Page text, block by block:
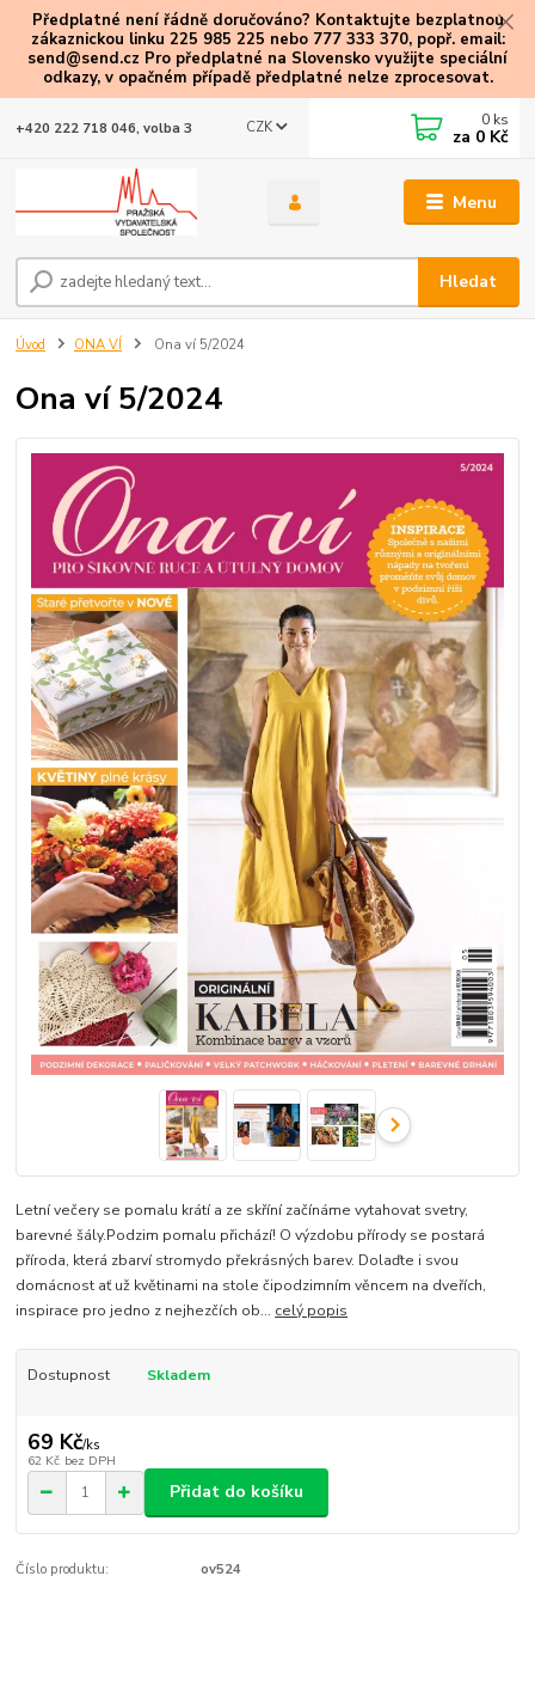
Předplatné není řádně doručováno? Kontaktujte bezplatnou
zákaznickou linku 225 985 225 nebo 777 333 370, popř. email:
send@send.cz Pro předplatné na Slovensko využijte speciální
odkazy, v opačném případě předplatné nelze zprocesovat.
Menu
CZK
Hledat
+420 222 718 046, volba 3 0 ks
za 0 Kč
Úvod ONA VÍ Ona ví 5/2024
Ona ví 5/2024
Letní večery se pomalu krátí a ze skříní začínáme vytahovat svetry,
barevné šály.Podzim pomalu přichází! O výzdobu přírody se postará
příroda, která zbarví stromydo překrásných barev. Dolaďte i svou
domácnost ať už květinami na stole čipodzimním věncem na dveřích,
inspirace pro jedno z nejhezčích ob... celý popis
Dostupnost Skladem
69 Kč/ks
62 Kč bez DPH
Přidat do košíku
Číslo produktu: ov524